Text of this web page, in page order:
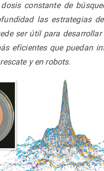
constante de
las estrategias
ser útil para
eficientes que puedan
y en robots.